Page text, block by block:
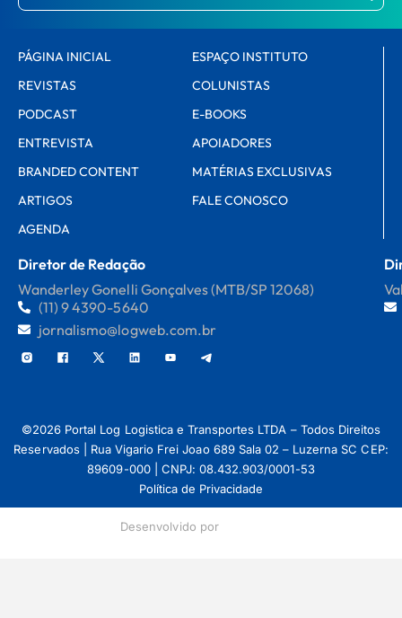
PÁGINA INICIAL
REVISTAS
PODCAST
ENTREVISTA
BRANDED CONTENT
ARTIGOS
AGENDA
ESPAÇO INSTITUTO
COLUNISTAS
E-BOOKS
APOIADORES
MATÉRIAS EXCLUSIVAS
FALE CONOSCO
Diretor de Redação
Wanderley Gonelli Gonçalves (MTB/SP 12068)
(11) 9 4390-5640
jornalismo@logweb.com.br
©2026 Portal Log Logistica e Transportes LTDA – Todos Direitos
Reservados | Rua Vigario Frei Joao 689 Sala 02 – Luzerna SC CEP:
89609-000 | CNPJ: 08.432.903/0001-53
Política de Privacidade
Desenvolvido por